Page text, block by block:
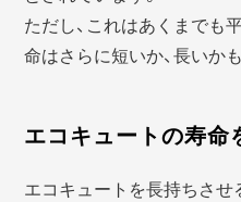
ただし、これはあくまでも
命はさらに短いか、長いか
エコキュートの寿命
エコキュートを長持ちさせ